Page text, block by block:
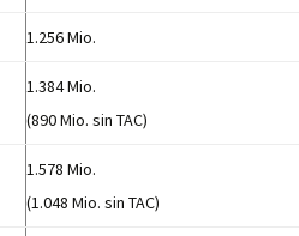
1.256 Mio.
1.384 Mio.
(890 Mio. sin TAC)
1.578 Mio.
(1.048 Mio. sin TAC)